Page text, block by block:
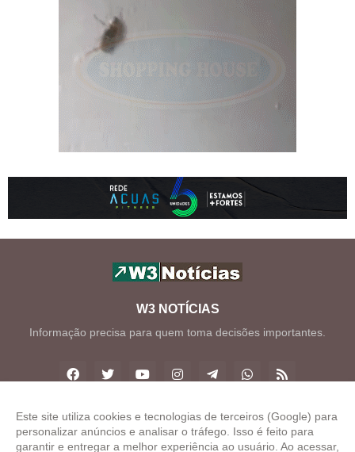
W3 NOTÍCIAS
Informação precisa para quem toma decisões importantes.
Copyright ©2026W3 Notícias
Este site utiliza cookies e tecnologias de terceiros (Google) para
personalizar anúncios e analisar o tráfego. Isso é feito para
garantir e entregar a melhor experiência ao usuário. Ao acessar,